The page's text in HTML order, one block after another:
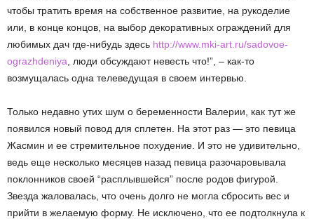
чтобы тратить время на собственное развитие, на рукоделие
или, в конце концов, на выбор декоративных ограждений для
любимых дач где-нибудь здесь http://www.mki-art.ru/sadovoe-
ograzhdeniya , люди обсуждают невесть что!”, – как-то
возмущалась одна телеведущая в своем интервью.
Только недавно утих шум о беременности Валерии, как тут же
появился новый повод для сплетен. На этот раз — это певица
Жасмин и ее стремительное похудение. И это не удивительно,
ведь еще несколько месяцев назад певица разочаровывала
поклонников своей “расплывшейся” после родов фигурой.
Звезда жаловалась, что очень долго не могла сбросить вес и
прийти в желаемую форму. Не исключено, что ее подтолкнула к